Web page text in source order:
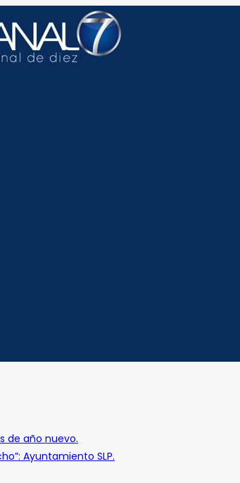
de año nuevo.
Ayuntamiento SLP.